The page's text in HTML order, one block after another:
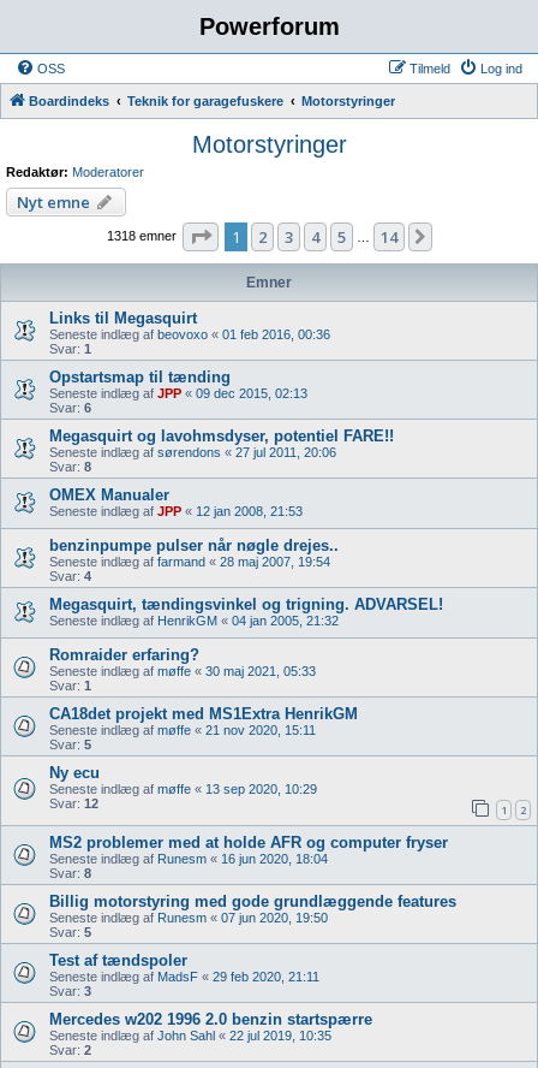
Powerforum
OSS Log ind
Tilmeld
Boardindeks Teknik for garagefuskere Motorstyringer
Motorstyringer
Redaktør: Moderatorer
Nyt emne
1318 emner Side af 14
1 2 3 4 5 14
Emner
Links til Megasquirt
Seneste indlæg af beovoxo « 01 feb 2016, 00:36
Svar: 1
Opstartsmap til tænding
Seneste indlæg af JPP « 09 dec 2015, 02:13
Svar: 6
Megasquirt og lavohmsdyser, potentiel FARE!!
Seneste indlæg af sørendons « 27 jul 2011, 20:06
Svar: 8
OMEX Manualer
Seneste indlæg af JPP « 12 jan 2008, 21:53
benzinpumpe pulser når nøgle drejes..
Seneste indlæg af farmand « 28 maj 2007, 19:54
Svar: 4
Megasquirt, tændingsvinkel og trigning. ADVARSEL!
Seneste indlæg af HenrikGM « 04 jan 2005, 21:32
Romraider erfaring?
Seneste indlæg af møffe « 30 maj 2021, 05:33
Svar: 1
CA18det projekt med MS1Extra HenrikGM
Seneste indlæg af møffe « 21 nov 2020, 15:11
Svar: 5
Ny ecu
Seneste indlæg af møffe « 13 sep 2020, 10:29
Svar: 12 1 2
MS2 problemer med at holde AFR og computer fryser
Seneste indlæg af Runesm « 16 jun 2020, 18:04
Svar: 8
Billig motorstyring med gode grundlæggende features
Seneste indlæg af Runesm « 07 jun 2020, 19:50
Svar: 5
Test af tændspoler
Seneste indlæg af MadsF « 29 feb 2020, 21:11
Svar: 3
Mercedes w202 1996 2.0 benzin startspærre
Seneste indlæg af John Sahl « 22 jul 2019, 10:35
Svar: 2